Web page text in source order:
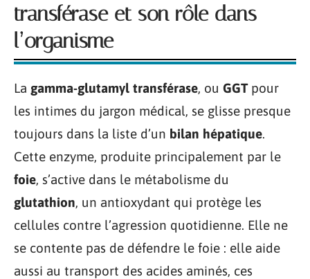
transférase et son rôle dans
l’organisme
La gamma-glutamyl transférase, ou GGTpour
les intimes du jargon médical, se glisse presque
toujours dans la liste d’un bilan hépatique.
Cette enzyme, produite principalement par le
foie, s’active dans le métabolisme du
glutathion, un antioxydant qui protège les
cellules contre l’agression quotidienne. Elle ne
se contente pas de défendre le foie : elle aide
aussi au transport des acides aminés, ces